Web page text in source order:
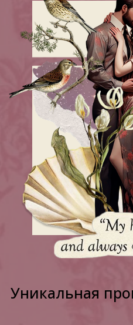
Уникальная программа
Записаться